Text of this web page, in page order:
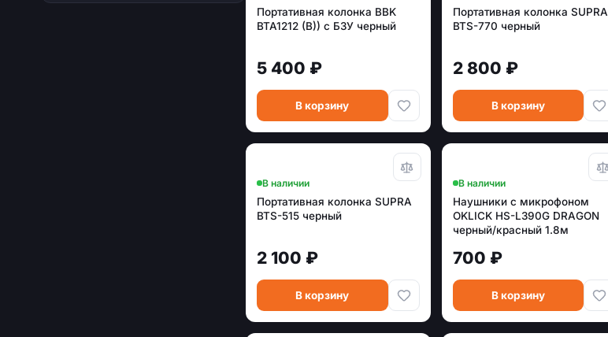
Портативная колонка BBK
BTA1212 (B)) с БЗУ черный
5 400 ₽
В корзину
Портативная колонка SUPRA
BTS-770 черный
2 800 ₽
В корзину
В наличии
Портативная колонка SUPRA
BTS-515 черный
2 100 ₽
В корзину
В наличии
Наушники с микрофоном
OKLICK HS-L390G DRAGON
черный/красный 1.8м
728S)
700 ₽
В корзину